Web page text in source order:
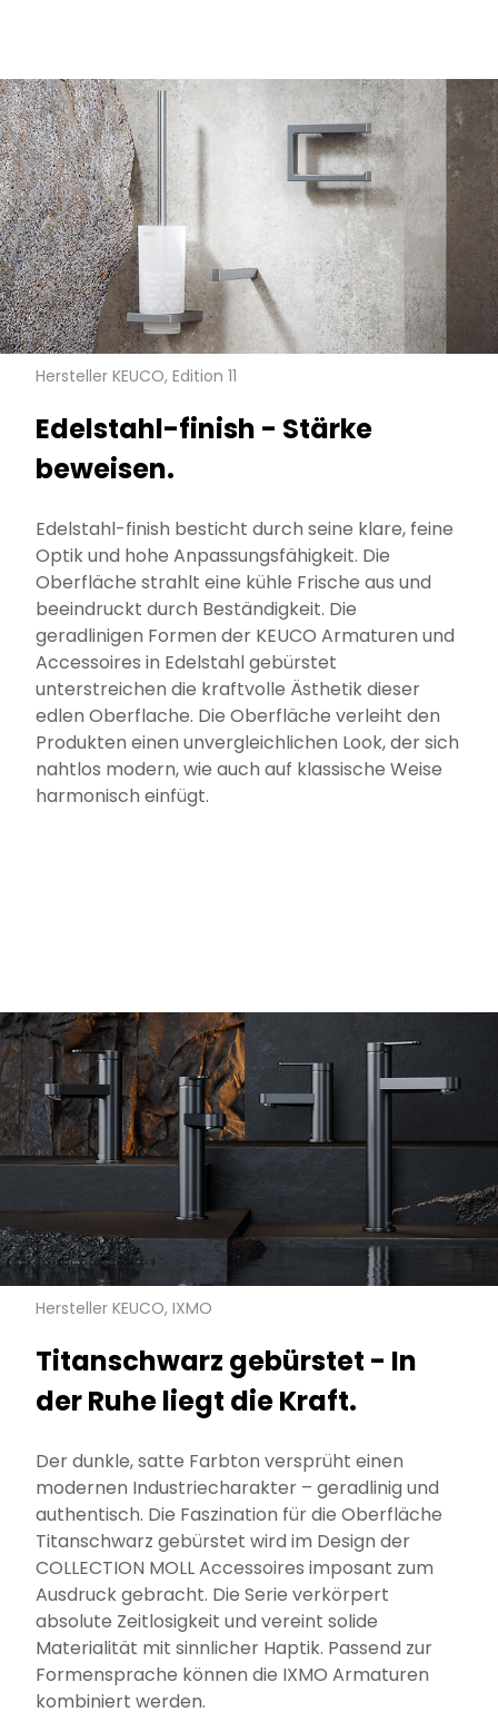
Hersteller KEUCO, Edition 11
Edelstahl-finish - Stärke
beweisen.
Edelstahl-finish besticht durch seine klare, feine
Optik und hohe Anpassungsfähigkeit. Die
Oberfläche strahlt eine kühle Frische aus und
beeindruckt durch Beständigkeit. Die
geradlinigen Formen der KEUCO Armaturen und
Accessoires in Edelstahl gebürstet
unterstreichen die kraftvolle Ästhetik dieser
edlen Oberflache. Die Oberfläche verleiht den
Produkten einen unvergleichlichen Look, der sich
nahtlos modern, wie auch auf klassische Weise
harmonisch einfügt.
Hersteller KEUCO, IXMO
Titanschwarz gebürstet - In
der Ruhe liegt die Kraft.
Der dunkle, satte Farbton versprüht einen
modernen Industriecharakter – geradlinig und
authentisch. Die Faszination für die Oberfläche
Titanschwarz gebürstet wird im Design der
COLLECTION MOLL Accessoires imposant zum
Ausdruck gebracht. Die Serie verkörpert
absolute Zeitlosigkeit und vereint solide
Materialität mit sinnlicher Haptik. Passend zur
Formensprache können die IXMO Armaturen
kombiniert werden.